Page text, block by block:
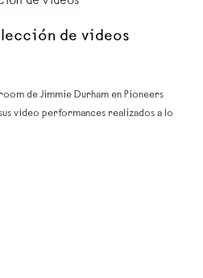
de videos
de Jimmie Durham en Pioneers
video performances realizados a lo